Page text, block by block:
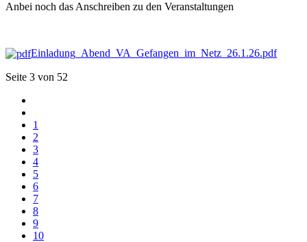
Anbei noch das Anschreiben zu den Veranstaltungen
Einladung_Abend_VA_Gefangen_im_Netz_26.1.26.pdf
Seite 3 von 52
1
2
3
4
5
6
7
8
9
10